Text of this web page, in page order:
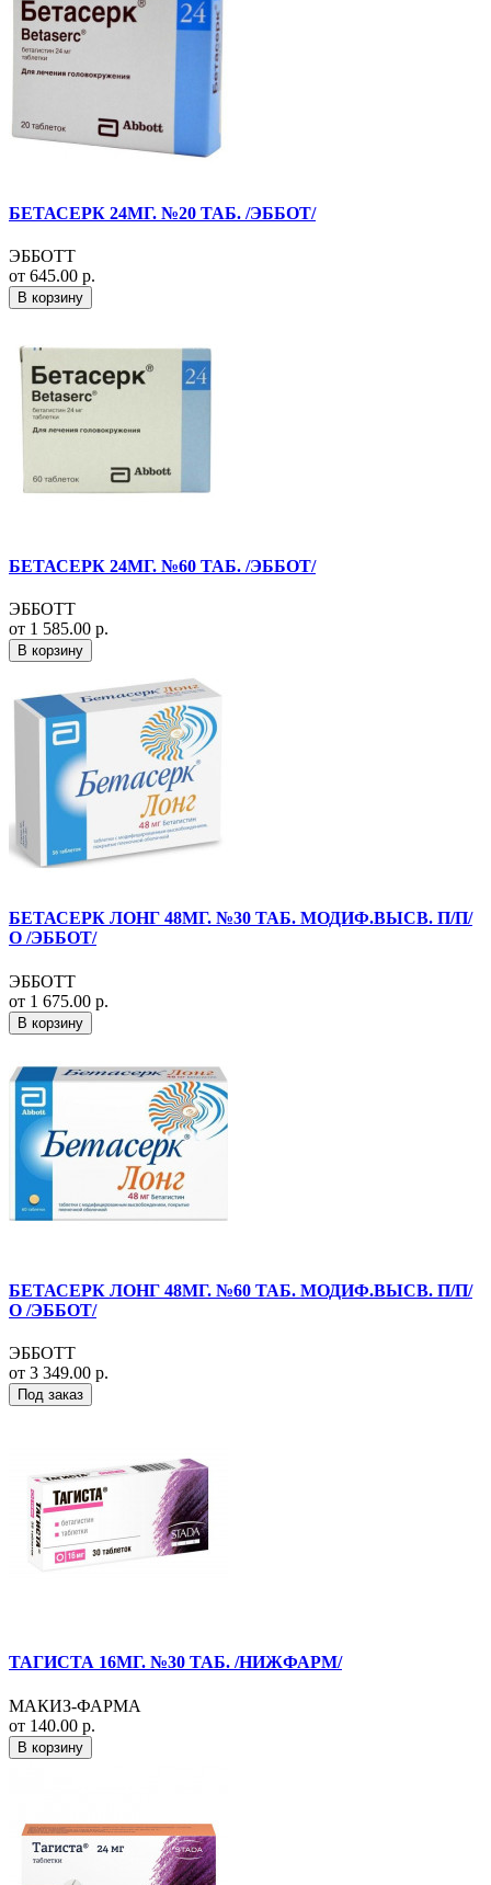
БЕТАСЕРК 24МГ. №20 ТАБ. /ЭББОТ/
ЭББОТТ
от 645.00 р.
В корзину
БЕТАСЕРК 24МГ. №60 ТАБ. /ЭББОТ/
ЭББОТТ
от 1 585.00 р.
В корзину
БЕТАСЕРК ЛОНГ 48МГ. №30 ТАБ. МОДИФ.ВЫСВ. П/П/
О /ЭББОТ/
ЭББОТТ
от 1 675.00 р.
В корзину
БЕТАСЕРК ЛОНГ 48МГ. №60 ТАБ. МОДИФ.ВЫСВ. П/П/
О /ЭББОТ/
ЭББОТТ
от 3 349.00 р.
Под заказ
ТАГИСТА 16МГ. №30 ТАБ. /НИЖФАРМ/
МАКИЗ-ФАРМА
от 140.00 р.
В корзину